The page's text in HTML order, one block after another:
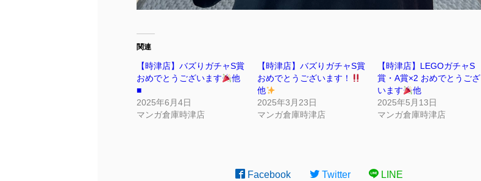
関連
【時津店】バズりガチャS賞
おめでとうございます
他
■
2025年6月4日
マンガ倉庫時津店
【時津店】バズりガチャS賞
おめでとうございます！
他
2025年3月23日
マンガ倉庫時津店
【時津店】LEGOガチャS
賞・A賞×2 おめでとうござ
います
他
2025年5月13日
マンガ倉庫時津店
Facebook Twitter LINE